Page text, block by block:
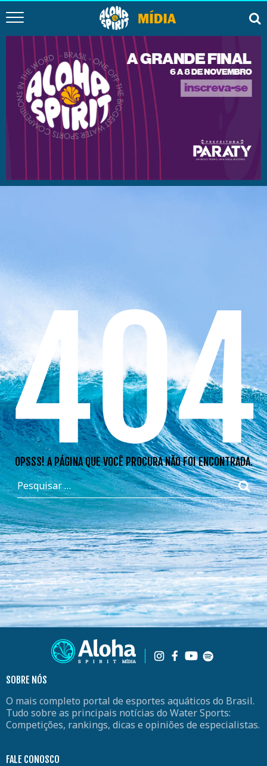
404
OPSSS! A PÁGINA QUE VOCÊ PROCURA NÃO FOI ENCONTRADA.
SOBRE NÓS
O mais completo portal de esportes aquáticos do Brasil.
Tudo sobre as principais notícias do Water Sports:
Competições, rankings, dicas e opiniões de especialistas.
FALE CONOSCO